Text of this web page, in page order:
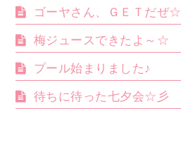
ゴーヤさん、ＧＥＴだぜ☆
梅ジュースできたよ～☆
プール始まりました♪
待ちに待った七夕会☆彡